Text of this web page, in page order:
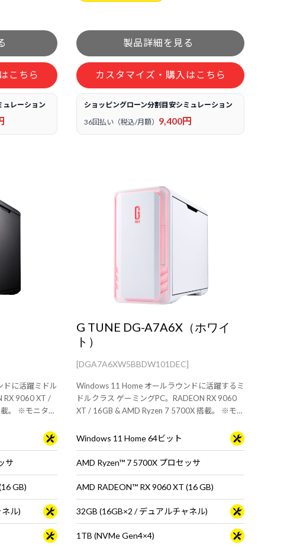
こちら
ュレーション
カスタマイズ・購入はこちら
ショッピングローン分割目安シミュレーション
36回払い（税込/月額） 9,400円
ドに活躍ミドル
RX 9060 XT /
。 ※モニタ・
サ
GB)
ル)
G TUNE DG-A7A6X（ホワイ
ト）
[DGA7A6XW5BBDW101DEC]
Windows 11 Home オールラウンドに活躍するミ
ドルクラス ゲーミングPC。RADEON RX 9060
XT / 16GB & AMD Ryzen 7 5700X 搭載。 ※モニ
Windows 11 Home 64ビット
AMD Ryzen™ 7 5700X プロセッサ
AMD RADEON™ RX 9060 XT (16 GB)
32GB (16GB×2 / デュアルチャネル)
1TB (NVMe Gen4×4)